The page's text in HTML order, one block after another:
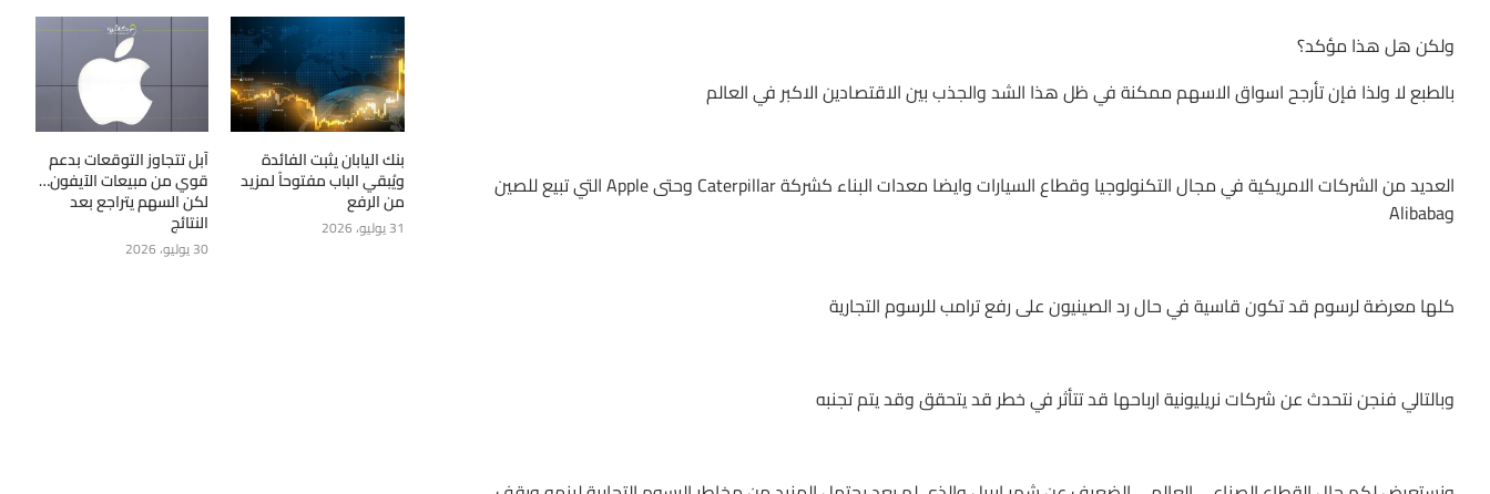
ولكن هل هذا مؤكد؟
بالطبع لا ولذا فإن تأرجح اسواق الاسهم ممكنة في ظل هذا الشد والجذب بين الاقتصادين الاكبر في العالم
العديد من الشركات الامريكية في مجال التكنولوجيا وقطاع السيارات وايضا معدات البناء كشركة Caterpillar وحتى Apple التي تبيع للصين
وAlibaba
كلها معرضة لرسوم قد تكون قاسية في حال رد الصينيون على رفع ترامب للرسوم التجارية
وبالتالي فنجن نتحدث عن شركات نريليونية ارباحها قد تتأثر في خطر قد يتحقق وقد يتم تجنبه
بنك اليابان يثبت الفائدة
ويُبقي الباب مفتوحاً لمزيد
من الرفع
31 يوليو، 2026
آبل تتجاوز التوقعات بدعم
قوي من مبيعات الآيفون…
لكن السهم يتراجع بعد
النتائج
30 يوليو، 2026